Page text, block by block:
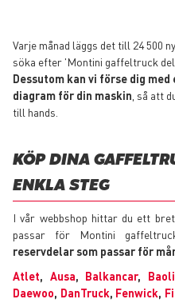
Varje månad läggs det till 24 500
söka efter 'Montini gaffeltruck
Dessutom kan vi förse dig
diagram för din maskin , så att
till hands.
KÖP DINA
ENKLA STEG
I vår webbshop hittar du ett
passar för Montini
reservdelar som passar för
Atlet, Ausa, Balkancar, Baoli
Daewoo, DanTruck, Fenwick,